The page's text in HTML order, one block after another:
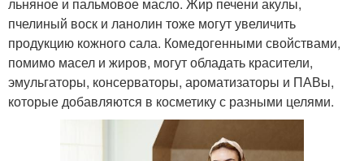
пчелиный воск и ланолин тоже могут увеличить
продукцию кожного сала. Комедогенными свойствами,
помимо масел и жиров, могут обладать красители,
эмульгаторы, консерваторы, ароматизаторы и ПАВы,
которые добавляются в косметику с разными целями.